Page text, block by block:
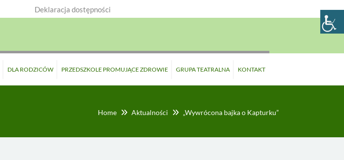
Deklaracja dostępności
DLA RODZICÓW PRZEDSZKOLE PROMUJĄCE ZDROWIE GRUPA TEATRALNA KONTAKT
Home Aktualności „Wywrócona bajka o Kapturku”